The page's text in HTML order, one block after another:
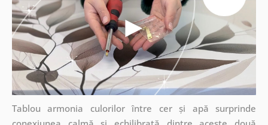
Tablou armonia culorilor între cer și apă surprinde